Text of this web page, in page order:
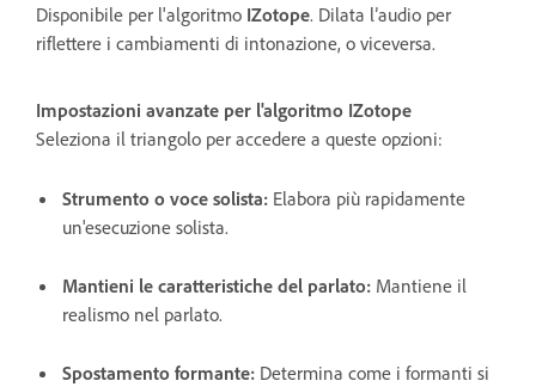
Disponibile per l'algoritmo IZotope. Dilata l’audio per
riflettere i cambiamenti di intonazione, o viceversa.
Impostazioni avanzate per l'algoritmo IZotope
Seleziona il triangolo per accedere a queste opzioni:
Strumento o voce solista: Elabora più rapidamente
un'esecuzione solista.
Mantieni le caratteristiche del parlato: Mantiene il
realismo nel parlato.
Spostamento formante: Determina come i formanti si